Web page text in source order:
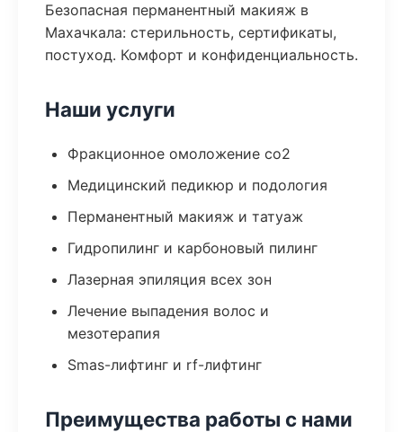
Безопасная перманентный макияж в
Махачкала: стерильность, сертификаты,
постуход. Комфорт и конфиденциальность.
Наши услуги
Фракционное омоложение co2
Медицинский педикюр и подология
Перманентный макияж и татуаж
Гидропилинг и карбоновый пилинг
Лазерная эпиляция всех зон
Лечение выпадения волос и
мезотерапия
Smas-лифтинг и rf-лифтинг
Преимущества работы с нами